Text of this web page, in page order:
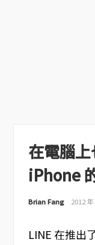
在電腦
iPhone
Brian Fang 2012
LINE 在推出